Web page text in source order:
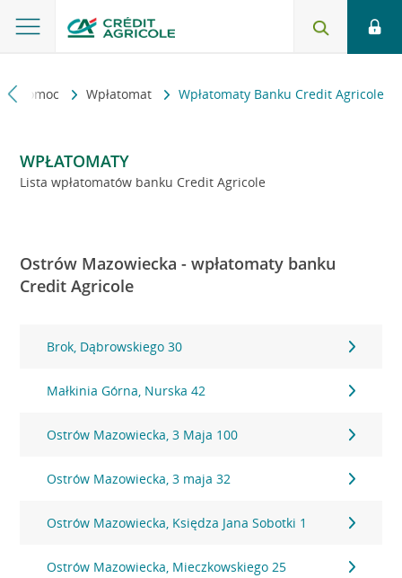
i pomoc Wpłatomat Wpłatomaty Banku Credit Agricole
WPŁATOMATY
Lista wpłatomatów banku Credit Agricole
Ostrów Mazowiecka - wpłatomaty banku
Credit Agricole
Brok, Dąbrowskiego 30
Małkinia Górna, Nurska 42
Ostrów Mazowiecka, 3 Maja 100
Ostrów Mazowiecka, 3 maja 32
Ostrów Mazowiecka, Księdza Jana Sobotki 1
Ostrów Mazowiecka, Mieczkowskiego 25